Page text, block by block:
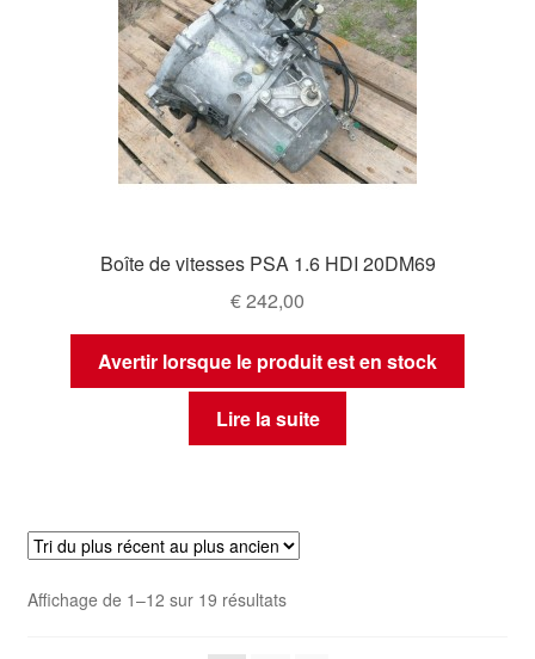
Boîte de vitesses PSA 1.6 HDI 20DM69
€242,00
Avertir lorsque le produit est en stock
Lire la suite
Affichage de 1–12 sur 19 résultatsTrié